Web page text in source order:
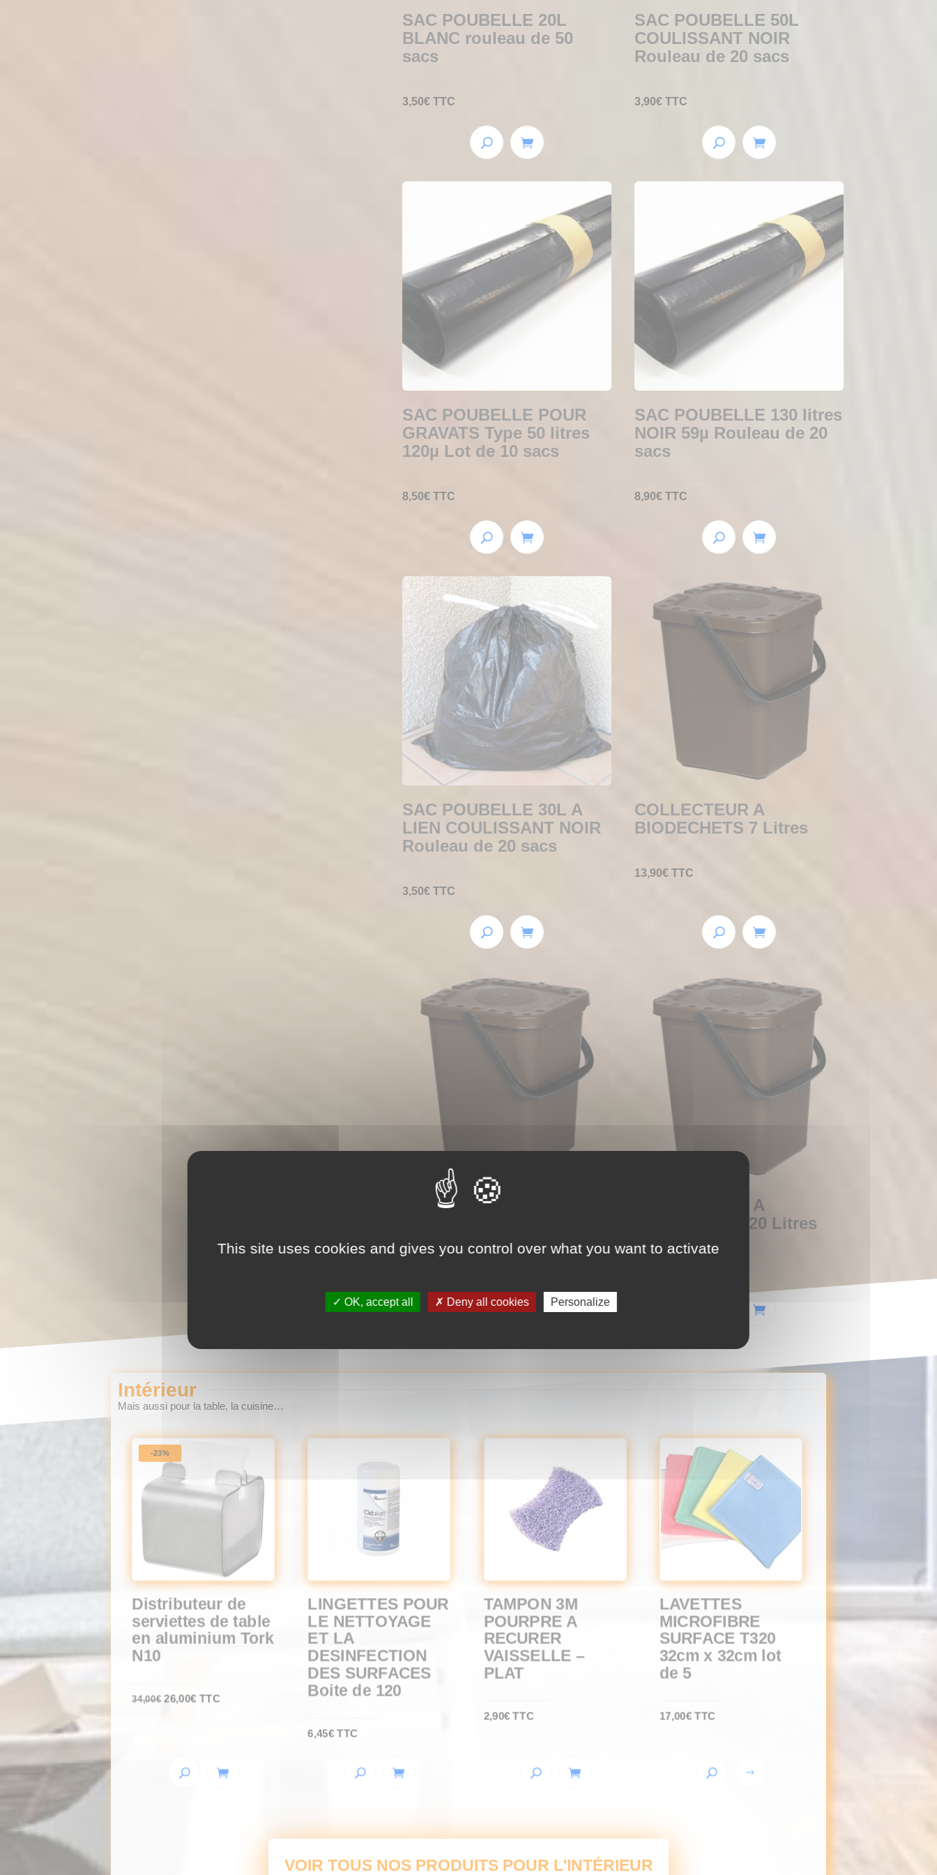
SAC POUBELLE 20L
BLANC rouleau de 50
sacs
3,50€ TTC
SAC POUBELLE 50L
COULISSANT NOIR
Rouleau de 20 sacs
3,90€ TTC
SAC POUBELLE POUR
GRAVATS Type 50 litres
120µ Lot de 10 sacs
8,50€ TTC
SAC POUBELLE 130 litres
NOIR 59µ Rouleau de 20
sacs
8,90€ TTC
SAC POUBELLE 30L A
LIEN COULISSANT NOIR
Rouleau de 20 sacs
3,50€ TTC
COLLECTEUR A
BIODECHETS 7 Litres
13,90€ TTC
COLLECTEUR A
COLLECTEUR A
BIODECHETS 20 Litres
Intérieur
Mais aussi pour la table, la cuisine…
-23%
Distributeur de
serviettes de table
en aluminium Tork
N10
34,00€ Le
34,00€.
26,00€Le
26,00€.
TTC
LINGETTES POUR
LE NETTOYAGE
ET LA
DESINFECTION
DES SURFACES
Boite de 120
6,45€ TTC
TAMPON 3M
POURPRE A
RECURER
VAISSELLE –
PLAT
2,90€ TTC
LAVETTES
MICROFIBRE
SURFACE T320
32cm x 32cm lot
de 5
17,00€ TTC
VOIR TOUS NOS PRODUITS POUR L'INTÉRIEUR
This site uses cookies and gives you control over what you want to activate
OK, accept all Deny all cookies Personalize